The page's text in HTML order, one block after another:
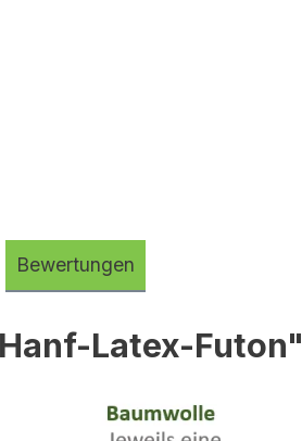
Bewertungen
Latex-Futon"